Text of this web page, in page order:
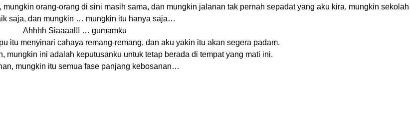
orang-orang di sini masih sama, dan mungkin jalanan tak pernah sepadat yang aku kira, mungkin sekolah
saja, dan mungkin … mungkin itu hanya saja…
Ahhhh Siaaaal!! … gumamku
itu menyinari cahaya remang-remang, dan aku yakin itu akan segera padam.
mungkin ini adalah keputusanku untuk tetap berada di tempat yang mati ini.
mungkin itu semua fase panjang kebosanan…